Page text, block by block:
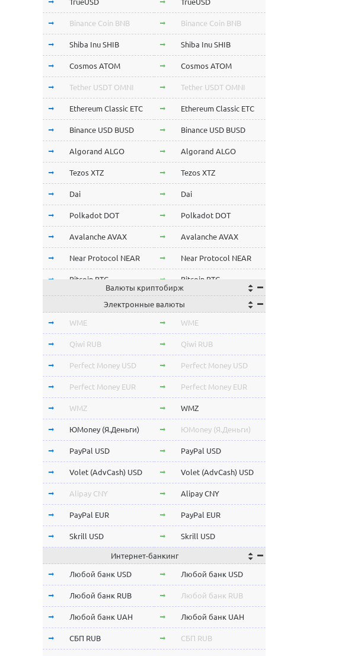
Binance Coin BNB Binance Coin BNB
Shiba Inu SHIB Shiba Inu SHIB
Cosmos ATOM Cosmos ATOM
Tether USDT OMNI Tether USDT OMNI
Ethereum Classic ETC Ethereum Classic ETC
Binance USD BUSD Binance USD BUSD
Algorand ALGO Algorand ALGO
Tezos XTZ Tezos XTZ
Dai Dai
Polkadot DOT Polkadot DOT
Avalanche AVAX Avalanche AVAX
Near Protocol NEAR Near Protocol NEAR
Bitcoin BTC Bitcoin BTC
Terra LUNA
Cardano ADA Cardano ADA
OmiseGo OMG OmiseGo OMG
Verge XVG Verge XVG
BitTorrent BTT BitTorrent BTT
Stellar Lumens XLM Stellar Lumens XLM
EOS EOS
NEO NEO
ChainLink LINK ChainLink LINK
Qtum Qtum
Iota MIOTA Iota MIOTA
Waves Waves
Zcash ZEC Zcash ZEC
Ontology ONT Ontology ONT
0x ZRX 0x ZRX
VeChain VET VeChain VET
Валюты криптобирж
Электронные валюты
WME WME
Qiwi RUB Qiwi RUB
Perfect Money USD Perfect Money USD
Perfect Money EUR Perfect Money EUR
WMZ WMZ
ЮMoney (Я.Деньги) ЮMoney (Я.Деньги)
PayPal USD PayPal USD
Volet (AdvCash) USD Volet (AdvCash) USD
Alipay CNY Alipay CNY
PayPal EUR PayPal EUR
Skrill USD Skrill USD
Volet (AdvCash) RUB Volet (AdvCash) RUB
Volet (AdvCash) EUR Volet (AdvCash) EUR
Volet (AdvCash) KZT Volet (AdvCash) KZT
ePayments USD ePayments USD
Интернет-банкинг
Любой банк USD Любой банк USD
Любой банк RUB Любой банк RUB
Любой банк UAH Любой банк UAH
СБП RUB СБП RUB